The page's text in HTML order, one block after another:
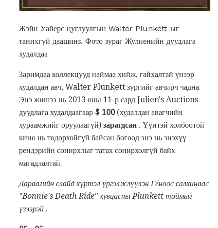
Жэйн Уайерс цуглуулгын Walter Plunkett-ыг
танихгүй даашинз. Фото зураг Жулиенийн дуудлага
худалдаа
Заримдаа коллекцууд наймаа хийж, гайхалтай үнээр
худалдан авч, Walter Plunkett зургийг авчирч чадна.
Энэ жишээ нь 2013 оны 11-р сард Julien's Auctions
дуудлага худалдаагаар $ 100(худалдан авагчийн
хураамжийг оруулаагүй) зарагдсан . Үүнтэй холбоотой
кино нь тодорхойгүй байсан бөгөөд энэ нь энэхүү
рендэрийн сонирхлыг татах сонирхолгүй байх
магадлалтай.
Дараагийн слайд хүртэл үргэлжлүүлэн Гёноос салхинаас
"Bonnie's Death Ride" хувцасны Plunkett тоймыг
үзээрэй .